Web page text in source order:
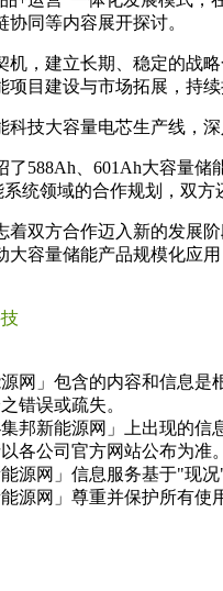
同等内容展开探讨。
机，建立长期、稳定的战
目建设与市场拓展，持
科技大容量电芯生产线，
了588Ah、601Ah大容量
统领域的合作规划，双
着双方合作迈入新的发展
大容量储能产品规模化应
源网」包含的内容和信息
错误或疏失。
集邦新能源网」上出现的
各公司官方网站公布为准。
能源网」信息服务基于"现
能源网」尊重并保护所有